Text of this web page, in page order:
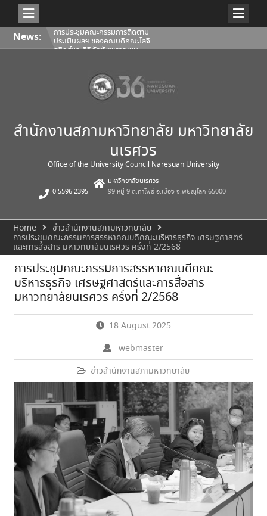
Skip
content
News: การประชุมคณะกรรมการติดตาม
ประเมินผลฯ ของคณบดีคณะโลจิ
สติกส์และดิจิทัลซัพพลายเชน
ครั้งที่ 350 (8/2569) วันเสาร์ที่ 1
สิงหาคม 2569
การประชุมคณะกรรมการติดตาม
ประเมินผลฯ ของคณบดีคณะ
สำนักงานสภามหาวิทยาลัย มหาวิทยาลัย
นเรศวร
Office of the University Council Naresuan University
0 5596 2395
มหาวิทยาลัยนเรศวร
99 หมู่ 9 ต.ท่าโพธิ์ อ.เมือง จ.พิษณุโลก 65000
Home
ข่าวสำนักงานสภามหาวิทยาลัย
การประชุมคณะกรรมการสรรหาคณบดีคณะบริหารธุรกิจ เศรษฐศาสตร์
และการสื่อสาร มหาวิทยาลัยนเรศวร ครั้งที่ 2/2568
การประชุมคณะกรรมการสรรหาคณบดีคณะ
บริหารธุรกิจ เศรษฐศาสตร์และการสื่อสาร
มหาวิทยาลัยนเรศวร ครั้งที่ 2/2568
18 August 2025
webmaster
ข่าวสำนักงานสภามหาวิทยาลัย